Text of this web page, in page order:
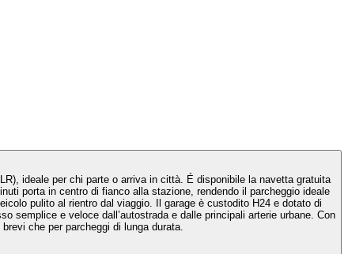
ideale per chi parte o arriva in città. É disponibile la navetta gratuita
porta in centro di fianco alla stazione, rendendo il parcheggio ideale
pulito al rientro dal viaggio. Il garage è custodito H24 e dotato di
semplice e veloce dall’autostrada e dalle principali arterie urbane. Con
che per parcheggi di lunga durata.